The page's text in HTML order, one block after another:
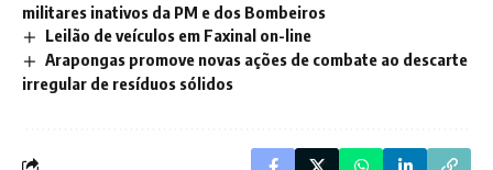
militares inativos da PM e dos Bombeiros
Leilão de veículos em Faxinal on-line
Arapongas promove novas ações de combate ao descarte
irregular de resíduos sólidos